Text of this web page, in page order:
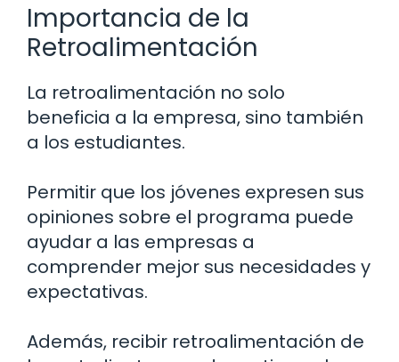
Importancia de la
Retroalimentación
La retroalimentación no solo
beneficia a la empresa, sino también
a los estudiantes.
Permitir que los jóvenes expresen sus
opiniones sobre el programa puede
ayudar a las empresas a
comprender mejor sus necesidades y
expectativas.
Además, recibir retroalimentación de